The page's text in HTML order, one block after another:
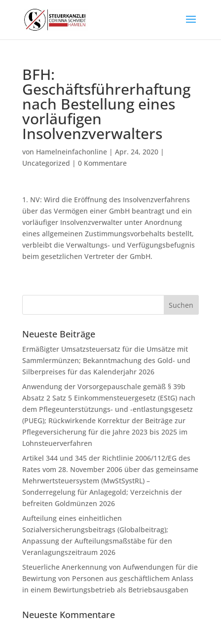
BFH:
Geschäftsführerhaftung
nach Bestellung eines
vorläufigen
Insolvenzverwalters
von Hamelneinfachonline| Apr. 24, 2020|
Uncategorized | 0 Kommentare
1. NV: Wird die Eröffnung des Insolvenzverfahrens
über das Vermögen einer GmbH beantragt und ein
vorläufiger Insolvenzverwalter unter Anordnung
eines allgemeinen Zustimmungsvorbehalts bestellt,
verbleibt die Verwaltungs- und Verfügungsbefugnis
beim gesetzlichen Vertreter der GmbH.
Neueste Beiträge
Ermäßigter Umsatzsteuersatz für die Umsätze mit
Sammlermünzen; Bekanntmachung des Gold- und
Silberpreises für das Kalenderjahr 2026
Anwendung der Vorsorgepauschale gemäß § 39b
Absatz 2 Satz 5 Einkommensteuergesetz (EStG) nach
dem Pflegeunterstützungs- und -entlastungsgesetz
(PUEG); Rückwirkende Korrektur der Beiträge zur
Pflegeversicherung für die Jahre 2023 bis 2025 im
Lohnsteuerverfahren
Artikel 344 und 345 der Richtlinie 2006/112/EG des
Rates vom 28. November 2006 über das gemeinsame
Mehrwertsteuersystem (MwStSystRL) –
Sonderregelung für Anlagegold; Verzeichnis der
befreiten Goldmünzen 2026
Aufteilung eines einheitlichen
Sozialversicherungsbeitrags (Globalbeitrag);
Anpassung der Aufteilungsmaßstäbe für den
Veranlagungszeitraum 2026
Steuerliche Anerkennung von Aufwendungen für die
Bewirtung von Personen aus geschäftlichem Anlass
in einem Bewirtungsbetrieb als Betriebsausgaben
Neueste Kommentare